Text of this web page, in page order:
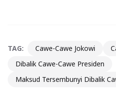
TAG: Cawe-Cawe Jokowi
Dibalik Cawe-Cawe Presiden
Maksud Tersembunyi Dibalik